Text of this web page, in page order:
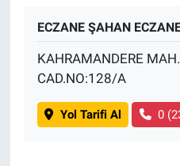
ECZANE ŞAHAN
KAHRAMANDERE
CAD.NO:128/A
Yol Tarifi Al 0